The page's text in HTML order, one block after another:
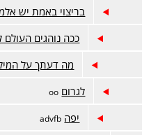
בריצוי באמת יש
ככה נוהגים העולם
מה דעתך על
לגרום oo
יפה advfb